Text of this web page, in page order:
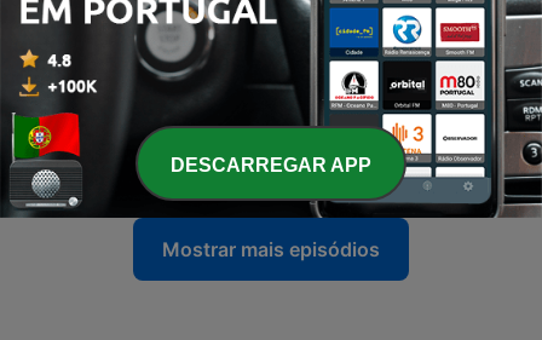
09 jun. 2025
25 - AA#25 - Chore se chorou
28 abr. 2025
24 - AA#24 - Estamos cansados
14 abr. 2025
Mostrar mais episódios
DESCARREGAR APP